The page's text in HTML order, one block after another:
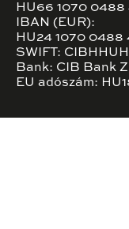
HU66 1070 0488
IBAN (EUR):
HU24 1070
SWIFT:
Bank: CIB Bank
EU adószám: